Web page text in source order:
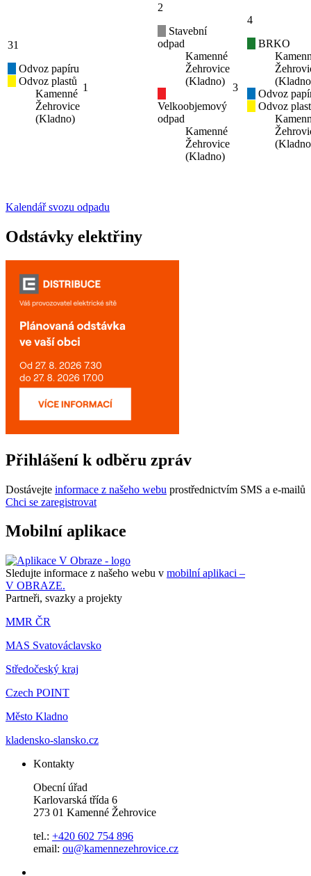
31
Odvoz papíru
Odvoz plastů
Kamenné
Žehrovice
(Kladno)
1
2
Stavební
odpad
Kamenné
Žehrovice
(Kladno)
Velkoobjemový
odpad
Kamenné
Žehrovice
(Kladno)
3
4
BRKO
Odvoz
Odvoz
Kalendář svozu odpadu
Odstávky elektřiny
Přihlášení k odběru zpráv
Dostávejte informace z našeho webu prostřednictvím SMS a e-mailů
Chci se zaregistrovat
Mobilní aplikace
Sledujte informace z našeho webu v mobilní aplikaci –
V OBRAZE.
Partneři, svazky a projekty
MMR ČR
MAS Svatováclavsko
Středočeský kraj
Czech POINT
Město Kladno
kladensko-slansko.cz
Kontakty
Obecní úřad
Karlovarská třída 6
273 01 Kamenné Žehrovice
tel.: +420 602 754 896
email: ou@kamennezehrovice.cz